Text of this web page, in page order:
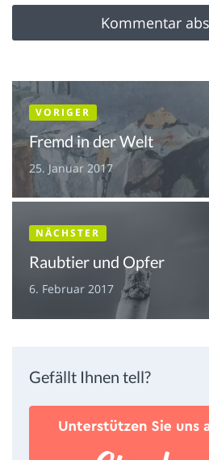
VORIGER
Fremd in der Welt
25. Januar 2017
NÄCHSTER
Raubtier und Opfer
6. Februar 2017
Gefällt Ihnen tell?